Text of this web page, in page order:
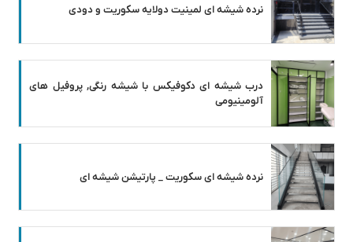
نرده شیشه ای لمینیت دولایه سکوریت و دودی
درب شیشه ای دکوفیکس با شیشه رنگی, پروفیل های
آلومینیومی
نرده شیشه ای سکوریت _ پارتیشن شیشه ای